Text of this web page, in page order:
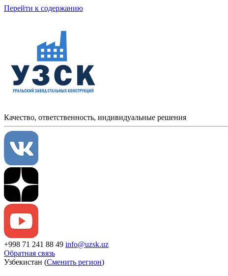
Перейти к содержанию
Качество, ответственность, индивидуальные решения
+998 71 241 88 49 info@uzsk.uz
Обратная связь
Узбекистан (Сменить регион)